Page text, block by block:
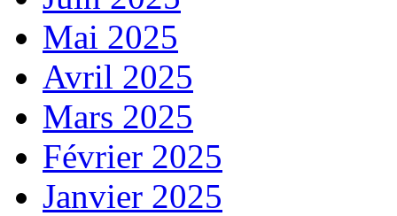
Mai 2025
Avril 2025
Mars 2025
Février 2025
Janvier 2025